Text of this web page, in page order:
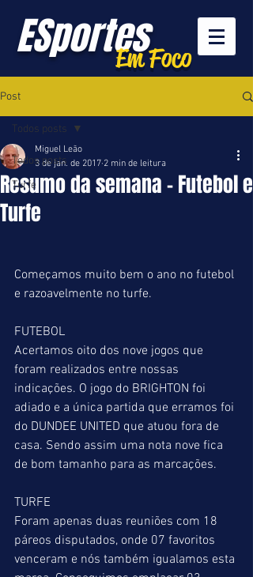
ESportesEm Foco
Post
Todos posts
Turfe
Todos posts
Resumo da semana - Futebol e
Turfe
Miguel Leão
3 de jan. de 2017 2 min de leitura
Começamos muito bem o ano no futebol
e razoavelmente no turfe.
FUTEBOL
Acertamos oito dos nove jogos que
foram realizados entre nossas
indicações. O jogo do BRIGHTON foi
adiado e a única partida que erramos foi
do DUNDEE UNITED que atuou fora de
casa. Sendo assim uma nota nove fica
de bom tamanho para as marcações.
TURFE
Foram apenas duas reuniões com 18
páreos disputados, onde 07 favoritos
venceram e nós também igualamos esta